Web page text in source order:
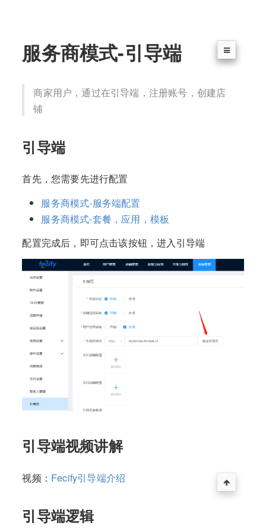
服务商模式-引导端
商家用户，通过在引导端，注册账号，创建店
铺
引导端
首先，您需要先进行配置
服务商模式-服务端配置
服务商模式-套餐，应用，模板
配置完成后，即可点击该按钮，进入引导端
引导端视频讲解
视频： Fecify引导端介绍
引导端逻辑